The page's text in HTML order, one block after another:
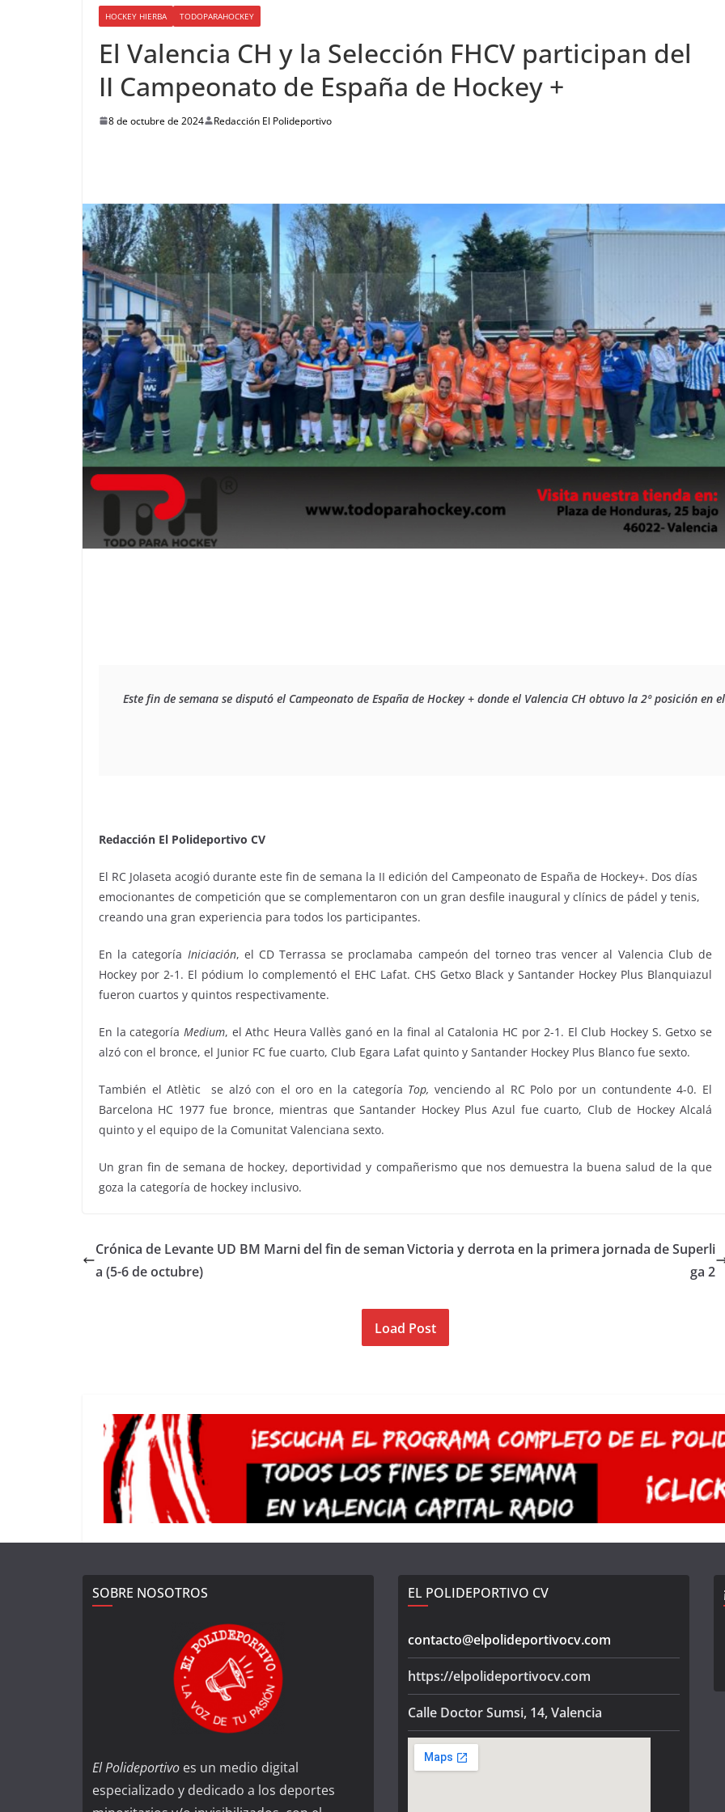
HOCKEY HIERBA TODOPARAHOCKEY
El Valencia CH y la Selección FHCV participan del
II Campeonato de España de Hockey +
8 de octubre de 2024 Redacción El Polideportivo
Este fin de semana se disputó el Campeonato de España de Hockey + donde el Valencia CH obtuvo la 2º posición
Redacción El Polideportivo CV
El RC Jolaseta acogió durante este fin de semana la II edición del Campeonato de España de Hockey+. Dos días
emocionantes de competición que se complementaron con un gran desfile inaugural y clínics de pádel y tenis,
creando una gran experiencia para todos los participantes.
En la categoría Iniciación, el CD Terrassa se proclamaba campeón del torneo tras vencer al Valencia Club de
Hockey por 2-1. El pódium lo complementó el EHC Lafat. CHS Getxo Black y Santander Hockey Plus Blanquiazul
fueron cuartos y quintos respectivamente.
En la categoría Medium, el Athc Heura Vallès ganó en la final al Catalonia HC por 2-1. El Club Hockey S. Getxo se
alzó con el bronce, el Junior FC fue cuarto, Club Egara Lafat quinto y Santander Hockey Plus Blanco fue sexto.
También el Atlètic se alzó con el oro en la categoría Top, venciendo al RC Polo por un contundente 4-0. El
Barcelona HC 1977 fue bronce, mientras que Santander Hockey Plus Azul fue cuarto, Club de Hockey Alcalá
quinto y el equipo de la Comunitat Valenciana sexto.
Un gran fin de semana de hockey, deportividad y compañerismo que nos demuestra la buena salud de la que
goza la categoría de hockey inclusivo.
Crónica de Levante UD BM Marni del fin de seman
a (5-6 de octubre)
Victoria y derrota en la primera jornada de Superli
ga 2
Load Post
SOBRE NOSOTROS
El Polideportivo es un medio digital
especializado y dedicado a los deportes
EL POLIDEPORTIVO CV
contacto@elpolideportivocv.com
https://elpolideportivocv.com
Calle Doctor Sumsi, 14, Valencia